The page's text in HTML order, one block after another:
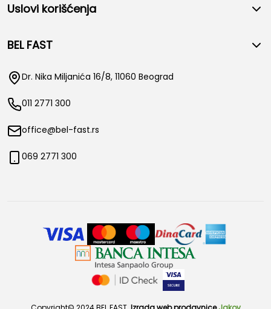
Uslovi korišćenja
BEL FAST
Dr. Nika Miljanića 16/8, 11060 Beograd
011 2771 300
office@bel-fast.rs
069 2771 300